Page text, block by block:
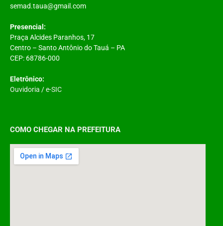
semad.taua@gmail.com
Presencial:
Praça Alcides Paranhos, 17
Centro – Santo Antônio do Tauá – PA
CEP: 68786-000
Eletrônico:
Ouvidoria /e-SIC
COMO CHEGAR NA PREFEITURA